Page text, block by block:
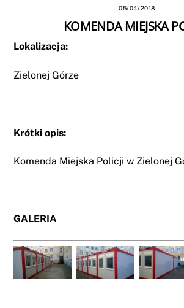
05/04/2018
KOMENDA MIEJSKA
Lokalizacja:
Zielonej Górze
Krótki opis:
Komenda Miejska Policji w Zielonej
GALERIA